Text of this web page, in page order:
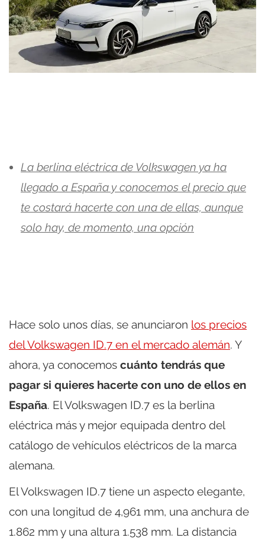
La berlina eléctrica de Volkswagen ya ha
llegado a España y conocemos el precio que
te costará hacerte con una de ellas, aunque
solo hay, de momento, una opción
Hace solo unos días, se anunciaron los precios
del Volkswagen ID.7 en el mercado alemán. Y
ahora, ya conocemos cuánto tendrás que
pagar si quieres hacerte con uno de ellos en
España. El Volkswagen ID.7 es la berlina
eléctrica más y mejor equipada dentro del
catálogo de vehículos eléctricos de la marca
alemana.
El Volkswagen ID.7 tiene un aspecto elegante,
con una longitud de 4,961 mm, una anchura de
1.862 mm y una altura 1.538 mm. La distancia